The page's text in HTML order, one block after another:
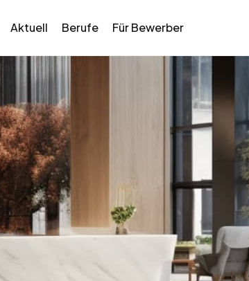
Aktuell Berufe Für Bewerber